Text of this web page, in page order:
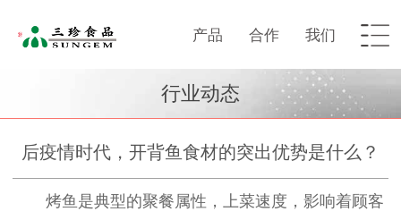
产品 合作 我们
行业动态
后疫情时代，开背鱼食材的突出优势是什么？
烤鱼是典型的聚餐属性，上菜速度，影响着顾客